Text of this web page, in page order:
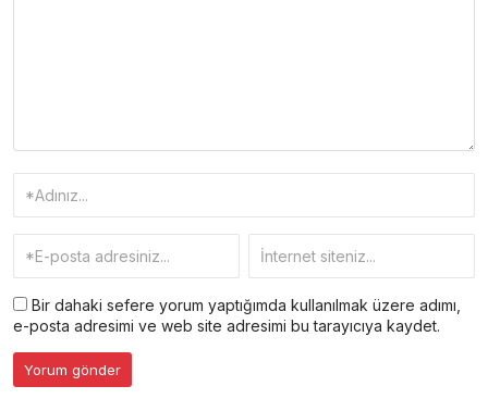
Bir dahaki sefere yorum yaptığımda kullanılmak üzere adımı,
e-posta adresimi ve web site adresimi bu tarayıcıya kaydet.